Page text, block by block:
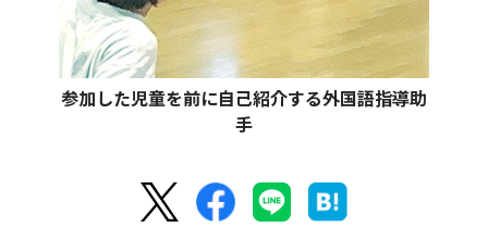
参加した児童を前に自己紹介する外国語指導助
手